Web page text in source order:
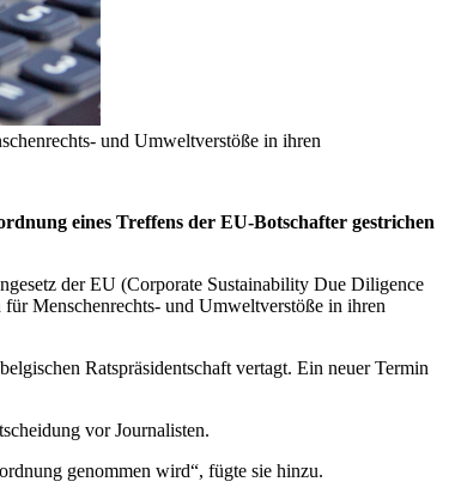
und Umweltverstöße in ihren
eines Treffens der EU-Botschafter gestrichen
der EU (Corporate Sustainability Due Diligence
Menschenrechts- und Umweltverstöße in ihren
Ratspräsidentschaft vertagt. Ein neuer Termin
vor Journalisten.
genommen wird“, fügte sie hinzu.